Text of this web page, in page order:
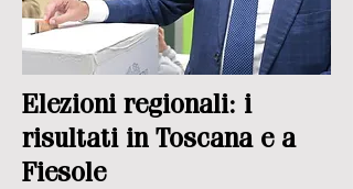
Elezioni regionali: i
risultati in Toscana e a
Fiesole